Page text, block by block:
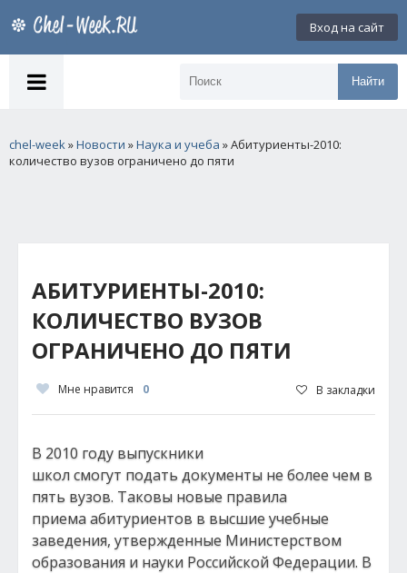
Вход на сайт
Найти
chel-week»Новости »Наука и учеба » Абитуриенты-2010:
количество вузов ограничено до пяти
АБИТУРИЕНТЫ-2010:
КОЛИЧЕСТВО ВУЗОВ
ОГРАНИЧЕНО ДО ПЯТИ
Мне нравится 0 В закладки
В 2010 году выпускники
школ смогут подать документы не более чем в
пять вузов. Таковы новые правила
приема абитуриентов в высшие учебные
заведения, утвержденные Министерством
образования и науки Российской Федерации. В